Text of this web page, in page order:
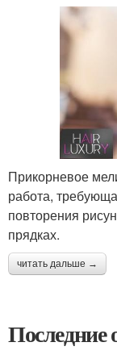
Прикорневое
работа,
повторения
прядках.
читать дальше →
Последние